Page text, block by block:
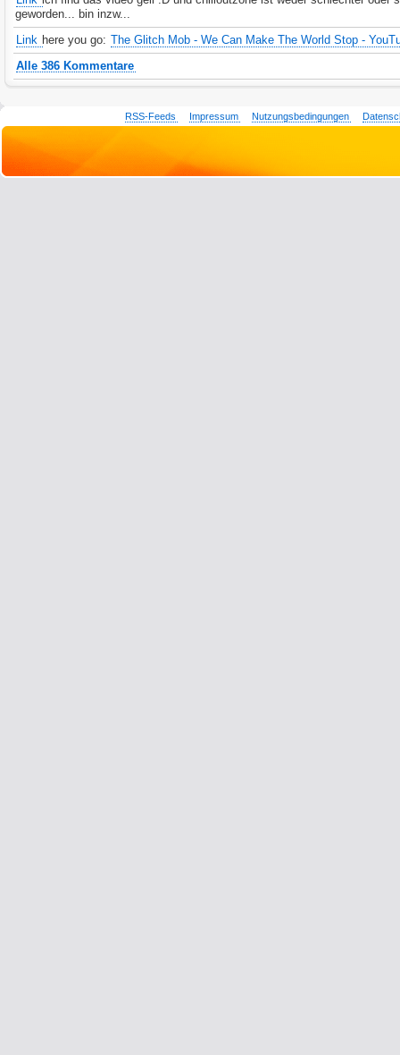
geworden... bin inzw...
Link here you go: The Glitch Mob - We Can Make The World Stop -
Alle 386 Kommentare
RSS-Feeds Impressum Nutzungsbedingungen